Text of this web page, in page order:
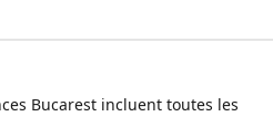
Bucarest incluent toutes les